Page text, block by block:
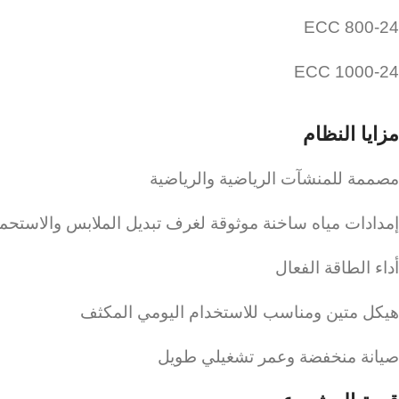
ECC 800-24
ECC 1000-24
مزايا النظام
مصممة للمنشآت الرياضية والرياضية
إمدادات مياه ساخنة موثوقة لغرف تبديل الملابس
أداء الطاقة الفعال
هيكل متين ومناسب للاستخدام اليومي المكثف
صيانة منخفضة وعمر تشغيلي طويل